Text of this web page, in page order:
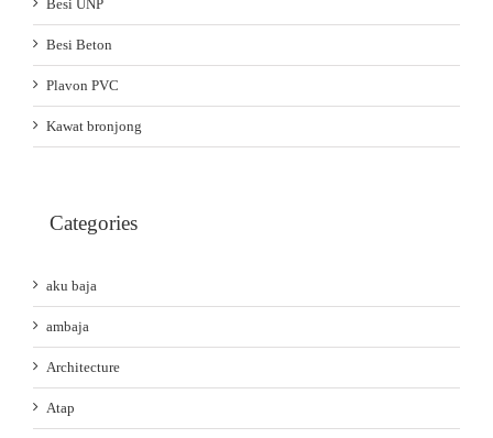
Besi UNP
Besi Beton
Plavon PVC
Kawat bronjong
Categories
aku baja
ambaja
Architecture
Atap